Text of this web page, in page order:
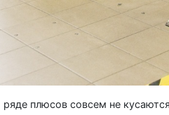
плюсов совсем не